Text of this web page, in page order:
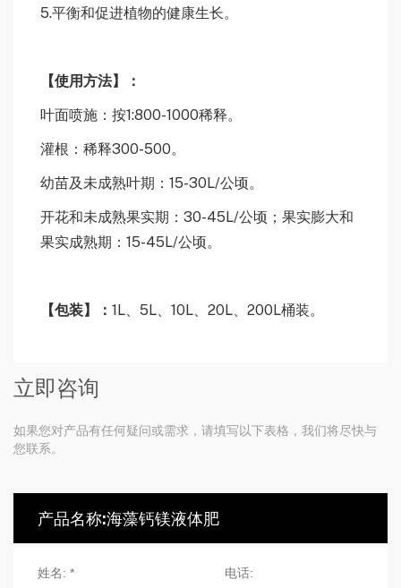
5.平衡和促进植物的健康生长。
【使用方法】：
叶面喷施：按1:800-1000稀释。
灌根：稀释300-500。
幼苗及未成熟叶期：15-30L/公顷。
开花和未成熟果实期：30-45L/公顷；果实膨大和
果实成熟期：15-45L/公顷。
【包装】： 1L、5L、10L、20L、200L桶装。
立即咨询
如果您对产品有任何疑问或需求，请填写以下表格，我们将尽快与
您联系。